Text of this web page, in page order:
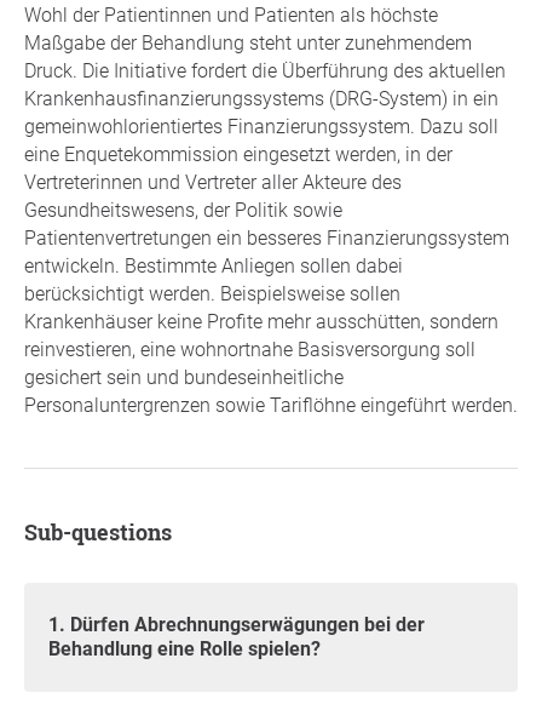
Wohl der Patientinnen und Patienten als höchste
Maßgabe der Behandlung steht unter zunehmendem
Druck. Die Initiative fordert die Überführung des aktuellen
Krankenhausfinanzierungssystems (DRG-System) in ein
gemeinwohlorientiertes Finanzierungssystem. Dazu soll
eine Enquetekommission eingesetzt werden, in der
Vertreterinnen und Vertreter aller Akteure des
Gesundheitswesens, der Politik sowie
Patientenvertretungen ein besseres Finanzierungssystem
entwickeln. Bestimmte Anliegen sollen dabei
berücksichtigt werden. Beispielsweise sollen
Krankenhäuser keine Profite mehr ausschütten, sondern
reinvestieren, eine wohnortnahe Basisversorgung soll
gesichert sein und bundeseinheitliche
Personaluntergrenzen sowie Tariflöhne eingeführt werden.
Sub-questions
1. Dürfen Abrechnungserwägungen bei der
Behandlung eine Rolle spielen?